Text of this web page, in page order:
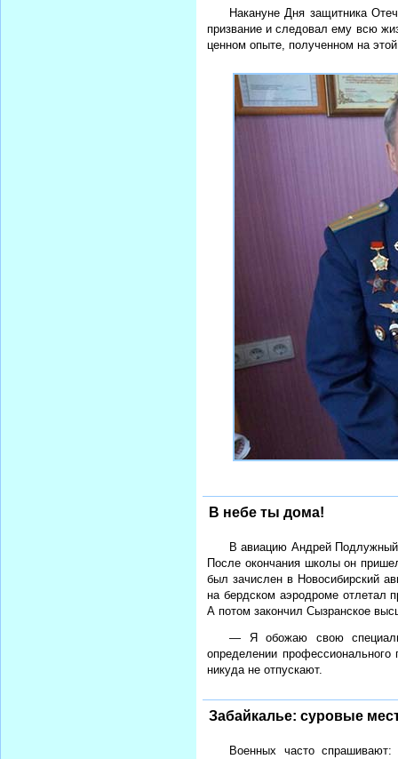
Накануне Дня защитника
призвание и следовал ему всю
ценном опыте, полученном на
В небе ты дома!
В авиацию Андрей Подлужный
После окончания школы он
был зачислен в Новосибирский
на бердском аэродроме отлетал
А потом закончил Сызранское
— Я обожаю свою
определении
никуда не отпускают.
Забайкалье: суровые
Военных часто